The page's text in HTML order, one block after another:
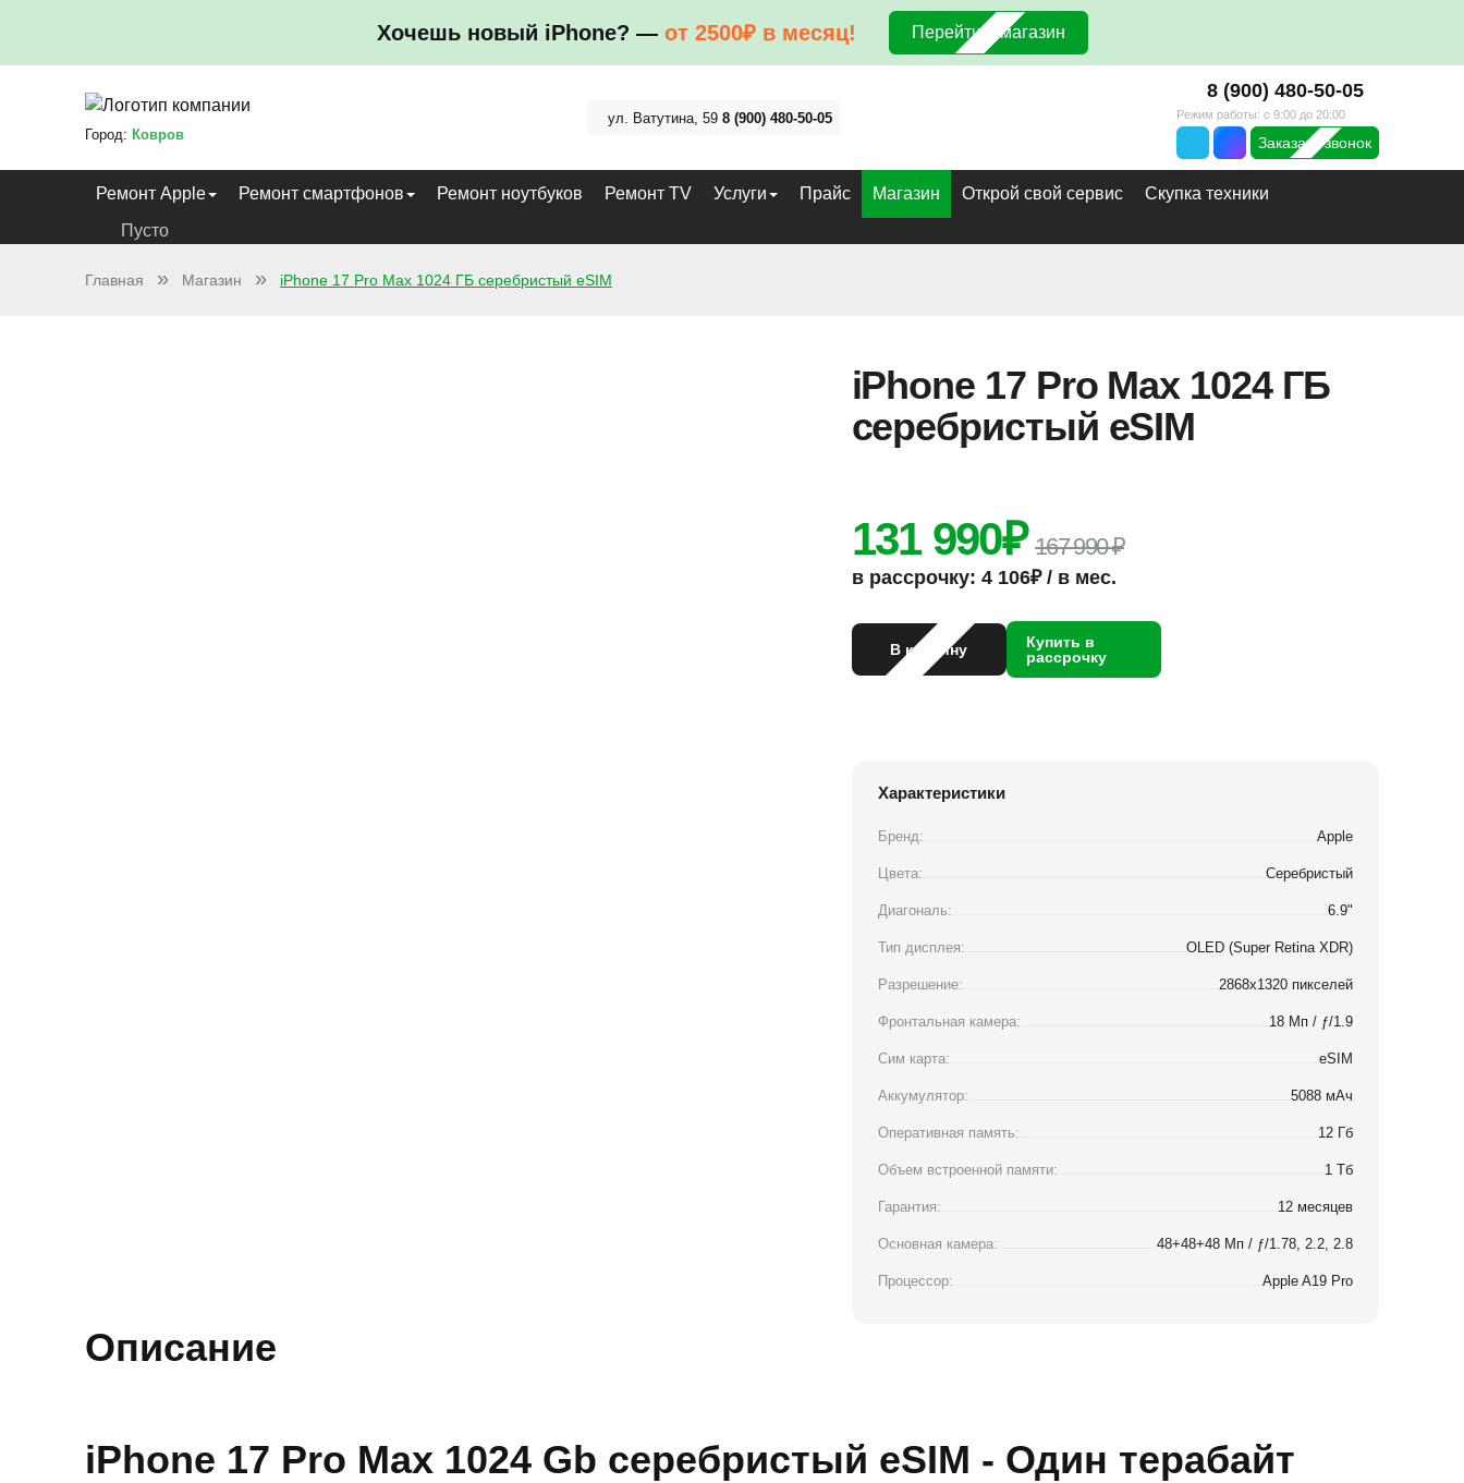
Хочешь новый iPhone? — от 2500₽ в месяц! Перейти в магазин
Город: Ковров
ул. Ватутина, 59 8 (900) 480-50-05
8 (900) 480-50-05
Режим работы: с 9:00 до 20:00
Заказать звонок
Ремонт Apple Ремонт смартфонов Ремонт ноутбуков Ремонт TV Услуги Прайс Магазин Открой свой сервис
Скупка техники
Пусто
Главная Магазин iPhone 17 Pro Max 1024 ГБ серебристый eSIM
iPhone 17 Pro Max 1024 ГБ
серебристый eSIM
131 990₽ 167 990 ₽
в рассрочку: 4 106₽ / в мес.
В корзину
Купить в
рассрочку
Характеристики
Бренд: Apple
Цвета: Серебристый
Диагональ: 6.9"
Тип дисплея: OLED (Super Retina XDR)
Разрешение: 2868x1320 пикселей
Фронтальная камера: 18 Мп / ƒ/1.9
Сим карта: eSIM
Аккумулятор: 5088 мАч
Оперативная память: 12 Гб
Объем встроенной памяти: 1 Тб
Гарантия: 12 месяцев
Основная камера: 48+48+48 Мп / ƒ/1.78, 2.2, 2.8
Процессор: Apple A19 Pro
Описание
iPhone 17 Pro Max 1024 Gb серебристый eSIM - Один терабайт